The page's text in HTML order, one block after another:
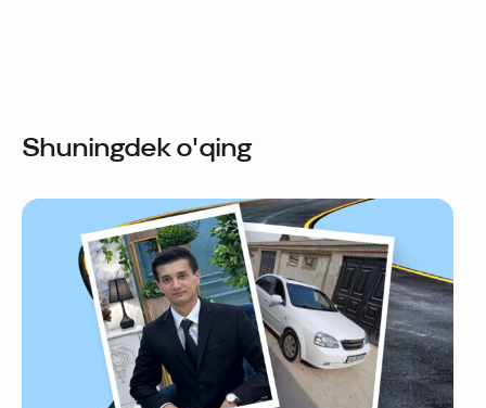
Shuningdek o'qing